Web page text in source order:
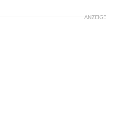
ANZEIGE